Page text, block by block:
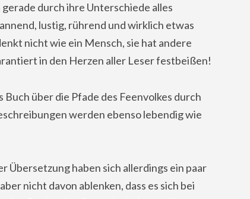
durch ihre Unterschiede alles
lustig, rührend und wirklich etwas
nicht wie ein Mensch, sie hat andere
in den Herzen aller Leser festbeißen!
über die Pfade des Feenvolkes durch
werden ebenso lebendig wie
Übersetzung haben sich allerdings ein paar
nicht davon ablenken, dass es sich bei